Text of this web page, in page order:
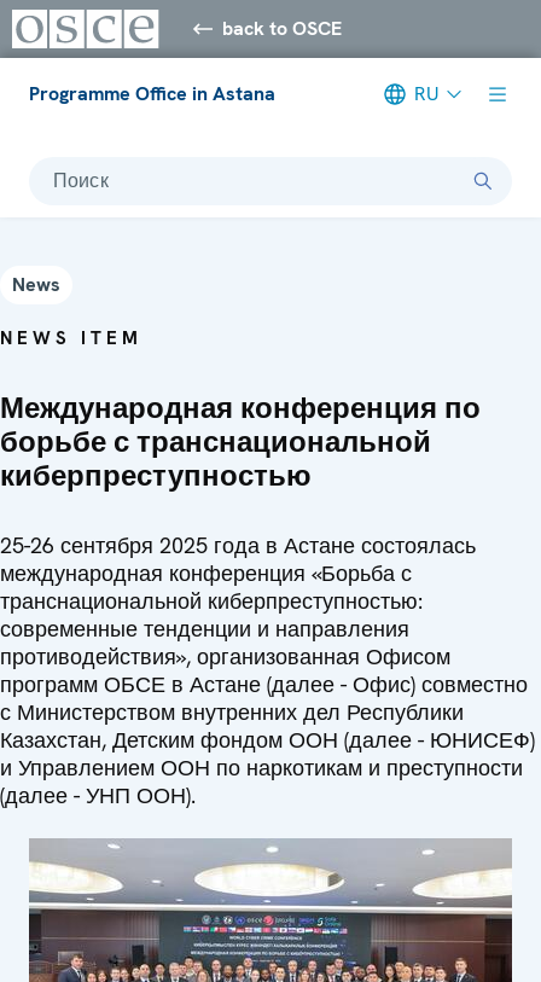
back to OSCE
Programme Office in Astana RU
Поиск
News
NEWS ITEM
Международная конференция по
борьбе с транснациональной
киберпреступностью
25-26 сентября 2025 года в Астане состоялась
международная конференция «Борьба с
транснациональной киберпреступностью:
современные тенденции и направления
противодействия», организованная Офисом
программ ОБСЕ в Астане (далее - Офис) совместно
с Министерством внутренних дел Республики
Казахстан, Детским фондом ООН (далее - ЮНИСЕФ)
и Управлением ООН по наркотикам и преступности
(далее - УНП ООН).